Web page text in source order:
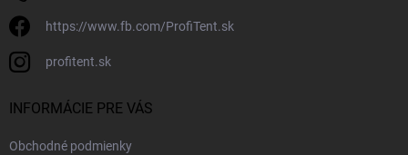
https://www.fb.com/ProfiTent.sk
profitent.sk
INFORMÁCIE PRE VÁS
Obchodné podmienky